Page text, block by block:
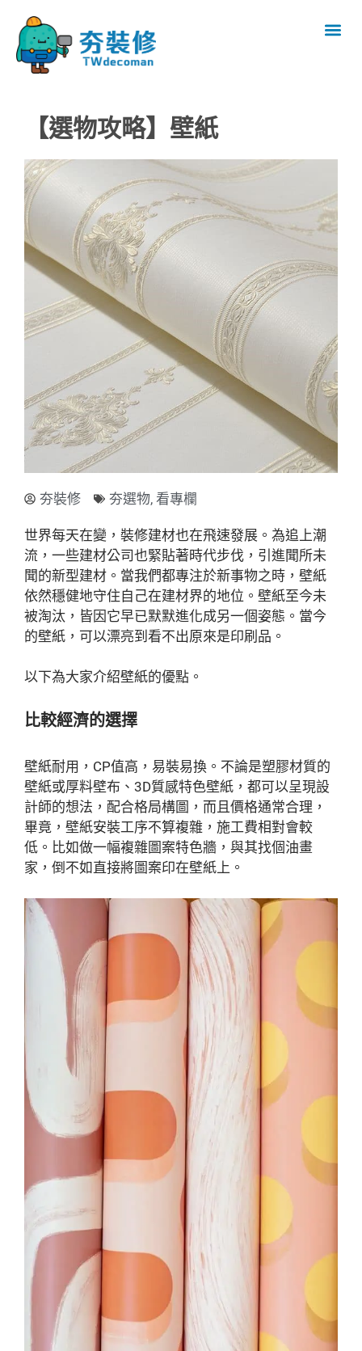
【選物攻略】壁紙
夯裝修 夯選物, 看專欄
世界每天在變，裝修建材也在飛速發展。為追上潮
流，一些建材公司也緊貼著時代步伐，引進聞所未
聞的新型建材。當我們都專注於新事物之時，壁紙
依然穩健地守住自己在建材界的地位。壁紙至今未
被淘汰，皆因它早已默默進化成另一個姿態。當今
的壁紙，可以漂亮到看不出原來是印刷品。
以下為大家介紹壁紙的優點。
比較經濟的選擇
壁紙耐用，CP值高，易裝易換。不論是塑膠材質的
壁紙或厚料壁布、3D質感特色壁紙，都可以呈現設
計師的想法，配合格局構圖，而且價格通常合理，
畢竟，壁紙安裝工序不算複雜，施工費相對會較
低。比如做一幅複雜圖案特色牆，與其找個油畫
家，倒不如直接將圖案印在壁紙上。